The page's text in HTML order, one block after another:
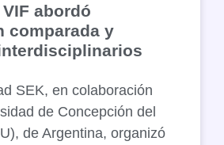
abordó
comparada y
SEK, en colaboración
de Concepción del
de Argentina, organizó